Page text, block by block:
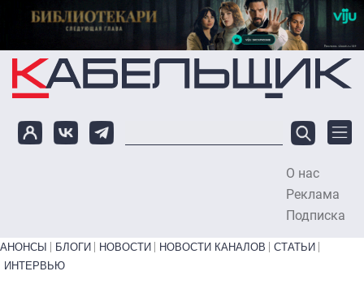
Перейти к основному содержанию
О нас
Реклама
Подписка
Primary links bottom
АНОНСЫ БЛОГИ НОВОСТИ НОВОСТИ КАНАЛОВ
СТАТЬИ
ИНТЕРВЬЮ